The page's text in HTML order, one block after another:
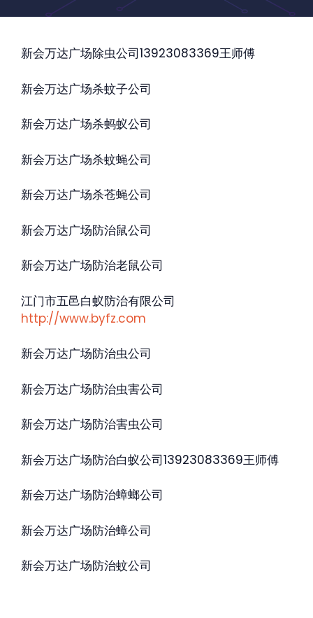
新会万达广场除虫公司13923083369王师傅
新会万达广场杀蚊子公司
新会万达广场杀蚂蚁公司
新会万达广场杀蚊蝇公司
新会万达广场杀苍蝇公司
新会万达广场防治鼠公司
新会万达广场防治老鼠公司
江门市五邑白蚁防治有限公司
http://www.byfz.com
新会万达广场防治虫公司
新会万达广场防治虫害公司
新会万达广场防治害虫公司
新会万达广场防治白蚁公司13923083369王师傅
新会万达广场防治蟑螂公司
新会万达广场防治蟑公司
新会万达广场防治蚊公司